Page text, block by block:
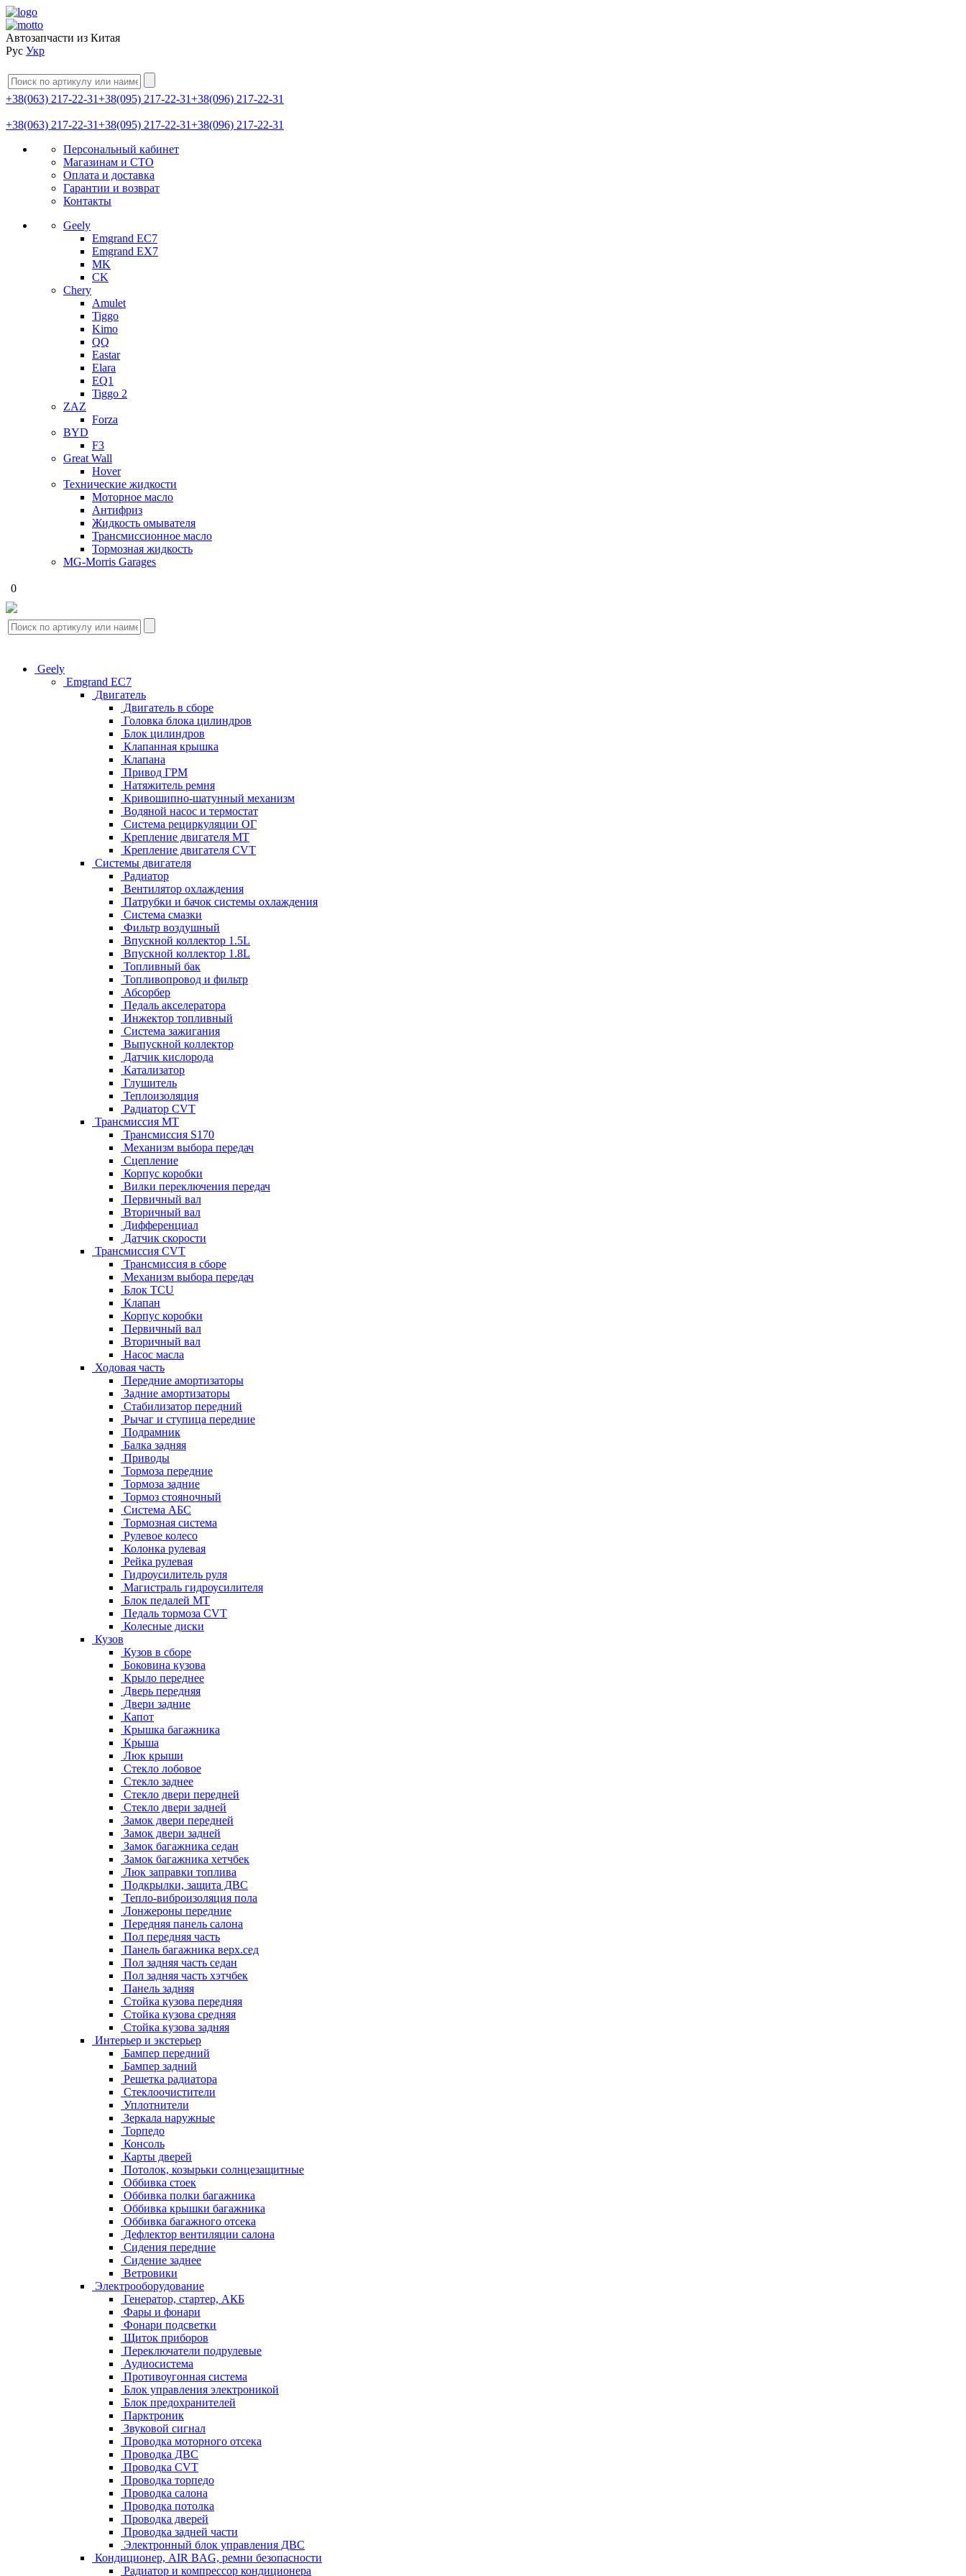
Автозапчасти из Китая
Рус Укр
+38(063) 217-22-31+38(095) 217-22-31+38(096) 217-22-31
+38(063) 217-22-31+38(095) 217-22-31+38(096) 217-22-31
Персональный кабинет
Магазинам и СТО
Оплата и доставка
Гарантии и возврат
Контакты
Geely
Emgrand EC7
Emgrand EX7
MK
CK
Chery
Amulet
Tiggo
Kimo
QQ
Eastar
Elara
EQ1
Tiggo 2
ZAZ
Forza
BYD
F3
Great Wall
Hover
Технические жидкости
Моторное масло
Антифриз
Жидкость омывателя
Трансмиссионное масло
Тормозная жидкость
MG-Morris Garages
0
Geely
Emgrand EC7
Двигатель
Двигатель в сборе
Головка блока цилиндров
Блок цилиндров
Клапанная крышка
Клапана
Привод ГРМ
Натяжитель ремня
Кривошипно-шатунный механизм
Водяной насос и термостат
Система рециркуляции ОГ
Крепление двигателя MT
Крепление двигателя CVT
Системы двигателя
Радиатор
Вентилятор охлаждения
Патрубки и бачок системы охлаждения
Система смазки
Фильтр воздушный
Впускной коллектор 1.5L
Впускной коллектор 1.8L
Топливный бак
Топливопровод и фильтр
Абсорбер
Педаль акселератора
Инжектор топливный
Система зажигания
Выпускной коллектор
Датчик кислорода
Катализатор
Глушитель
Теплоизоляция
Радиатор CVT
Трансмиссия MT
Трансмиссия S170
Механизм выбора передач
Сцепление
Корпус коробки
Вилки переключения передач
Первичный вал
Вторичный вал
Дифференциал
Датчик скорости
Трансмиссия CVT
Трансмиссия в сборе
Механизм выбора передач
Блок TCU
Клапан
Корпус коробки
Первичный вал
Вторичный вал
Насос масла
Ходовая часть
Передние амортизаторы
Задние амортизаторы
Стабилизатор передний
Рычаг и ступица передние
Подрамник
Балка задняя
Приводы
Тормоза передние
Тормоза задние
Тормоз стояночный
Система АБС
Тормозная система
Рулевое колесо
Колонка рулевая
Рейка рулевая
Гидроусилитель руля
Магистраль гидроусилителя
Блок педалей МТ
Педаль тормоза CVT
Колесные диски
Кузов
Кузов в сборе
Боковина кузова
Крыло переднее
Дверь передняя
Двери задние
Капот
Крышка багажника
Крыша
Люк крыши
Стекло лобовое
Стекло заднее
Стекло двери передней
Стекло двери задней
Замок двери передней
Замок двери задней
Замок багажника седан
Замок багажника хетчбек
Люк заправки топлива
Подкрылки, защита ДВС
Тепло-виброизоляция пола
Лонжероны передние
Передняя панель салона
Пол передняя часть
Панель багажника верх.сед
Пол задняя часть седан
Пол задняя часть хэтчбек
Панель задняя
Стойка кузова передняя
Стойка кузова средняя
Стойка кузова задняя
Интерьер и экстерьер
Бампер передний
Бампер задний
Решетка радиатора
Стеклоочистители
Уплотнители
Зеркала наружные
Торпедо
Консоль
Карты дверей
Потолок, козырьки солнцезащитные
Оббивка стоек
Оббивка полки багажника
Оббивка крышки багажника
Оббивка багажного отсека
Дефлектор вентиляции салона
Сидения передние
Сидение заднее
Ветровики
Электрооборудование
Генератор, стартер, АКБ
Фары и фонари
Фонари подсветки
Щиток приборов
Переключатели подрулевые
Аудиосистема
Противоугонная система
Блок управления электроникой
Блок предохранителей
Парктроник
Звуковой сигнал
Проводка моторного отсека
Проводка ДВС
Проводка CVT
Проводка торпедо
Проводка салона
Проводка потолка
Проводка дверей
Проводка задней части
Электронный блок управления ДВС
Кондиционер, AIR BAG, ремни безопасности
Радиатор и компрессор кондиционера